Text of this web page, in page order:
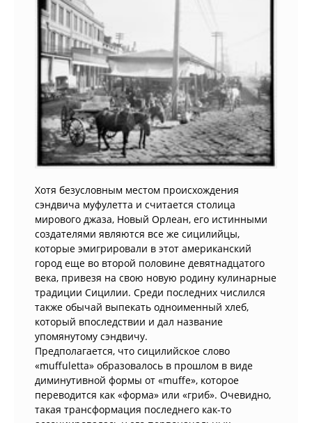
Хотя безусловным местом происхождения
сэндвича муфулетта и считается столица
мирового джаза, Новый Орлеан, его истинными
создателями являются все же сицилийцы,
которые эмигрировали в этот американский
город еще во второй половине девятнадцатого
века, привезя на свою новую родину кулинарные
традиции Сицилии. Среди последних числился
также обычай выпекать одноименный хлеб,
который впоследствии и дал название
упомянутому сэндвичу.
Предполагается, что сицилийское слово
«muffuletta» образовалось в прошлом в виде
диминутивной формы от «muffe», которое
переводится как «форма» или «гриб». Очевидно,
такая трансформация последнего как-то